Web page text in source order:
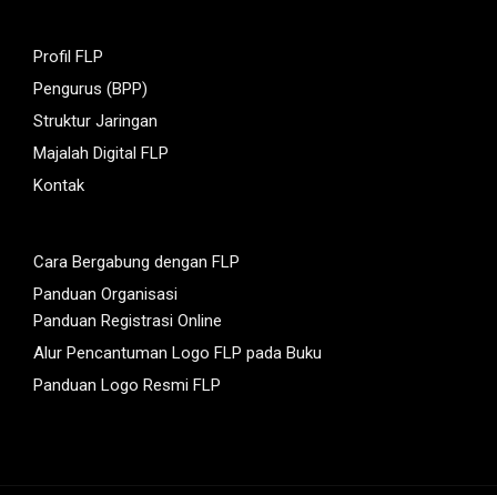
Profil FLP
Pengurus (BPP)
Struktur Jaringan
Majalah Digital FLP
Kontak
Cara Bergabung dengan FLP
Panduan Organisasi
Panduan Registrasi Online
Alur Pencantuman Logo FLP pada Buku
Panduan Logo Resmi FLP